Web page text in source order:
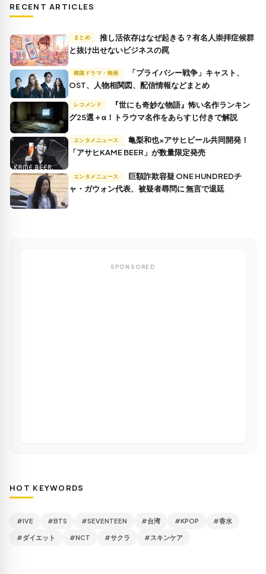
RECENT ARTICLES
まとめ
推し活依存はなぜ起きる？有名人崇拝症候群
と抜け出せないビジネスの罠
韓国ドラマ・映画
OST、人物相関図、配信情報などまとめ
レコメンド
グ25選＋α！トラウマ名作をあらすじ付きで解説
エンタメニュース
「アサヒKAME BEER」が数量限定発売
エンタメニュース
ャ・ガウォン代表、被疑者尋問に 無言で退廷
SPONSORED
HOT KEYWORDS
#IVE #BTS #SEVENTEEN #台湾 #KPOP #香水
#ダイエット #NCT #サクラ #スキンケア